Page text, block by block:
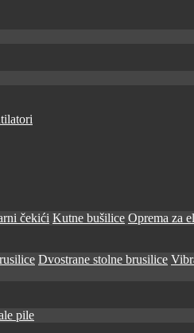
čekići Kutne bušilice Oprema za
Dvostrane stolne brusilice
pile